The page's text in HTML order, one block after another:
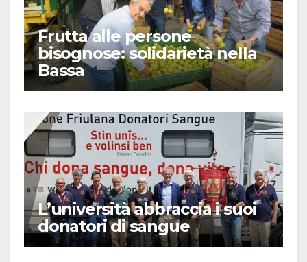
Frutta alle persone
bisognose: solidarietà nella
Bassa
L’università abbraccia i suoi
donatori di sangue